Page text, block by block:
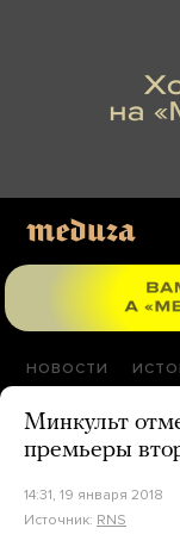
НОВОСТИ
Минкульт
премьеры
14:31, 19 января 2018
Источник: RNS